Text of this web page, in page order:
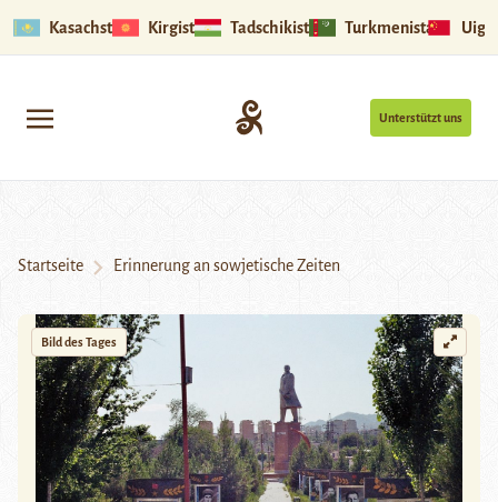
Kasachstan Kirgistan Tadschikistan Turkmenistan
Unterstützt uns
Startseite Erinnerung an sowjetische Zeiten
Bild des Tages